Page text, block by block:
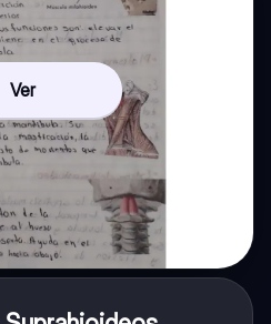
Ver